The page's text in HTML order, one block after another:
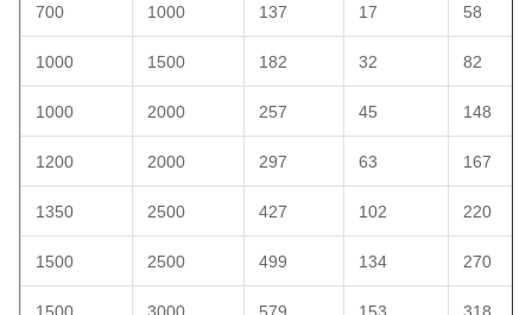
700 1000 137 17 58
1000 1500 182 32 82
1000 2000 257 45 148
1200 2000 297 63 167
1350 2500 427 102 220
1500 2500 499 134 270